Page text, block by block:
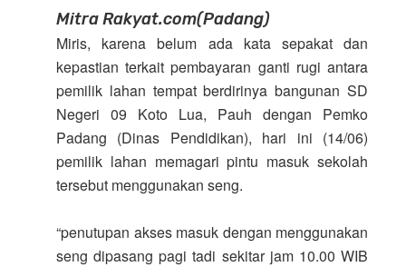
Mitra Rakyat.com(Padang)
Miris, karena belum ada kata sepakat dan
kepastian terkait pembayaran ganti rugi antara
pemilik lahan tempat berdirinya bangunan SD
Negeri 09 Koto Lua, Pauh dengan Pemko
Padang (Dinas Pendidikan), hari ini (14/06)
pemilik lahan memagari pintu masuk sekolah
tersebut menggunakan seng.
“penutupan akses masuk dengan menggunakan
seng dipasang pagi tadi sekitar jam 10.00 WIB